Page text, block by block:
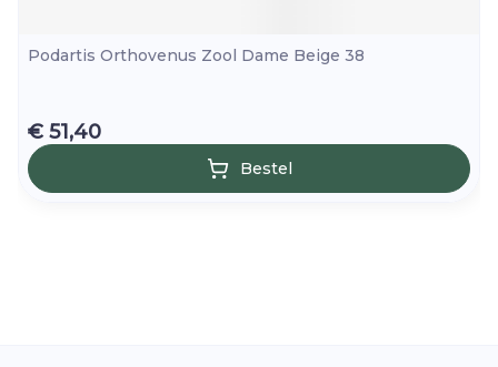
Podartis Orthovenus Zool Dame Beige 38
€ 51,40
Bestel